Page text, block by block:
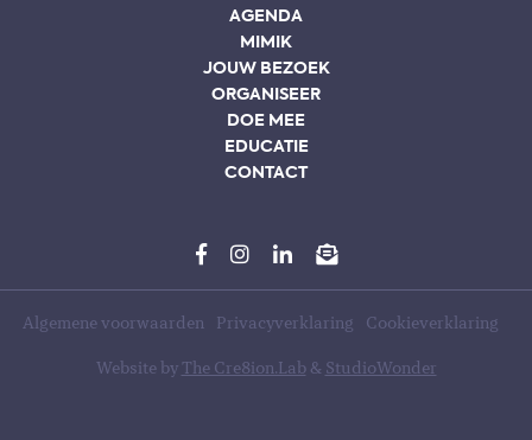
AGENDA
MIMIK
JOUW BEZOEK
ORGANISEER
DOE MEE
EDUCATIE
CONTACT
Algemene voorwaarden Privacyverklaring Cookieverklaring
Website by The Cre8ion.Lab& StudioWonder